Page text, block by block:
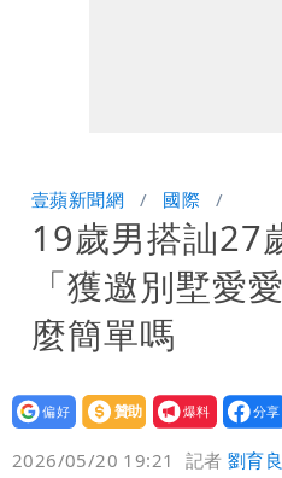
壹蘋新聞網 國際
19歲男搭訕27
「獲邀別墅
麼簡單嗎
設為
贊助
我要
爆料
2026/05/20 19:21 記者劉育良